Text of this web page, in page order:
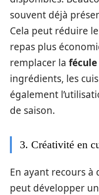
souvent déjà
Cela peut réduire
repas plus
remplacer la
ingrédients, les
également
de saison.
3. Créativité en
En ayant recours
peut développer